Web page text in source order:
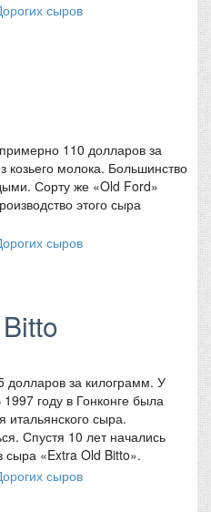
110 долларов за
козьего молока. Большинство
Сорту же «Old Ford»
этого сыра
долларов за килограмм. У
году в Гонконге была
итальянского сыра.
Спустя 10 лет начались
сыра «Extra Old Bitto».